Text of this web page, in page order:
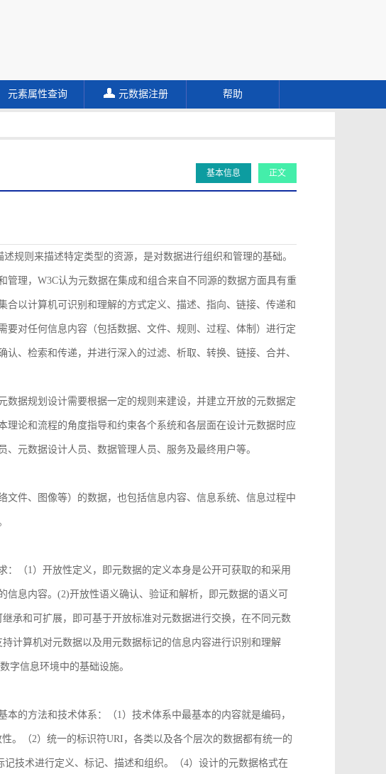
元素属性查询 元数据注册 帮助
基本信息 正文
规则来描述特定类型的资源，是对数据进行组织和管理的基础。
理，W3C认为元数据在集成和组合来自不同源的数据方面具有重
以计算机可识别和理解的方式定义、描述、指向、链接、传递和
对任何信息内容（包括数据、文件、规则、过程、体制）进行定
、检索和传递，并进行深入的过滤、析取、转换、链接、合并、
据规划设计需要根据一定的规则来建设，并建立开放的元数据定
论和流程的角度指导和约束各个系统和各层面在设计元数据时应
元数据设计人员、数据管理人员、服务及最终用户等。
件、图像等）的数据，也包括信息内容、信息系统、信息过程中
（1）开放性定义，即元数据的定义本身是公开可获取的和采用
息内容。(2)开放性语义确认、验证和解析，即元数据的语义可
承和可扩展，即可基于开放标准对元数据进行交换，在不同元数
计算机对元数据以及用元数据标记的信息内容进行识别和理解
字信息环境中的基础设施。
的方法和技术体系：（1）技术体系中最基本的内容就是编码，
。（2）统一的标识符URI，各类以及各个层次的数据都有统一的
技术进行定义、标记、描述和组织。（4）设计的元数据格式在